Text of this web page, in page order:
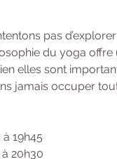
pas
du yoga offre
elles sont
jamais occuper
19h45
à 20h30